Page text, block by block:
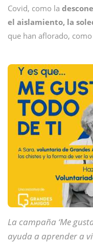
Covid, como la
el aislamiento, la
que han aflorado,
La campaña ‘Me
ayuda a aprender a